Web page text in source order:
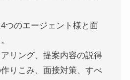
つのエージェント様と面
リング、提案内容の説得
りこみ、面接対策、すべ